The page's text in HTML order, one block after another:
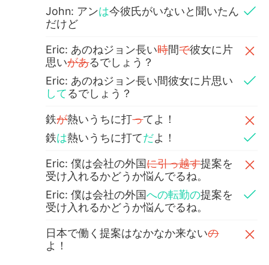
John: アンは今彼氏がいないと聞いたん
だけど
Eric: あのねジョン長い時間で彼女に片
思いがあるでしょう？
Eric: あのねジョン長い間彼女に片思い
してるでしょう？
鉄が熱いうちに打ってよ！
鉄は熱いうちに打てだよ！
Eric: 僕は会社の外国に引っ越す提案を
受け入れるかどうか悩んでるね。
Eric: 僕は会社の外国への転勤の提案を
受け入れるかどうか悩んでるね。
日本で働く提案はなかなか来ないの
よ！